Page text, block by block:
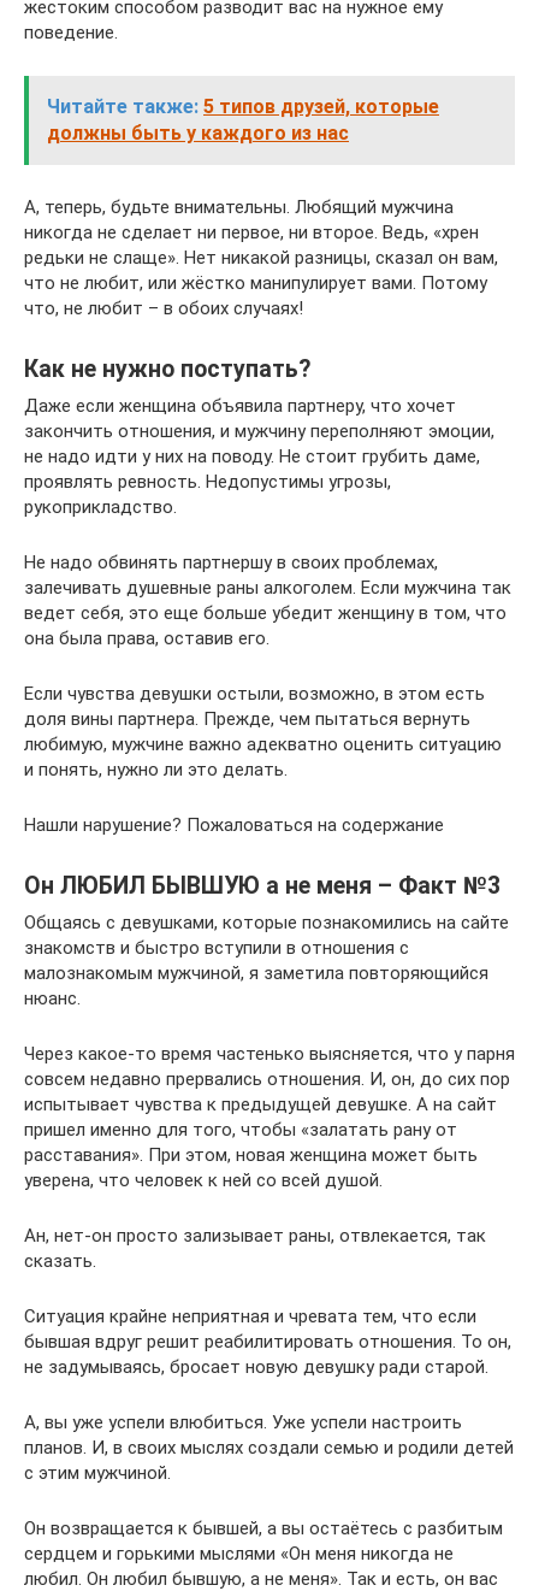
жестоким способом разводит вас на нужное ему
поведение.
Читайте также: 5 типов друзей, которые
должны быть у каждого из нас
А, теперь, будьте внимательны. Любящий мужчина
никогда не сделает ни первое, ни второе. Ведь, «хрен
редьки не слаще». Нет никакой разницы, сказал он вам,
что не любит, или жёстко манипулирует вами. Потому
что, не любит – в обоих случаях!
Как не нужно поступать?
Даже если женщина объявила партнеру, что хочет
закончить отношения, и мужчину переполняют эмоции,
не надо идти у них на поводу. Не стоит грубить даме,
проявлять ревность. Недопустимы угрозы,
рукоприкладство.
Не надо обвинять партнершу в своих проблемах,
залечивать душевные раны алкоголем. Если мужчина так
ведет себя, это еще больше убедит женщину в том, что
она была права, оставив его.
Если чувства девушки остыли, возможно, в этом есть
доля вины партнера. Прежде, чем пытаться вернуть
любимую, мужчине важно адекватно оценить ситуацию
и понять, нужно ли это делать.
Нашли нарушение? Пожаловаться на содержание
Он ЛЮБИЛ БЫВШУЮ а не меня – Факт №3
Общаясь с девушками, которые познакомились на сайте
знакомств и быстро вступили в отношения с
малознакомым мужчиной, я заметила повторяющийся
нюанс.
Через какое-то время частенько выясняется, что у парня
совсем недавно прервались отношения. И, он, до сих пор
испытывает чувства к предыдущей девушке. А на сайт
пришел именно для того, чтобы «залатать рану от
расставания». При этом, новая женщина может быть
уверена, что человек к ней со всей душой.
Ан, нет-он просто зализывает раны, отвлекается, так
сказать.
Ситуация крайне неприятная и чревата тем, что если
бывшая вдруг решит реабилитировать отношения. То он,
не задумываясь, бросает новую девушку ради старой.
А, вы уже успели влюбиться. Уже успели настроить
планов. И, в своих мыслях создали семью и родили детей
с этим мужчиной.
Он возвращается к бывшей, а вы остаётесь с разбитым
сердцем и горькими мыслями «Он меня никогда не
любил. Он любил бывшую, а не меня». Так и есть, он вас